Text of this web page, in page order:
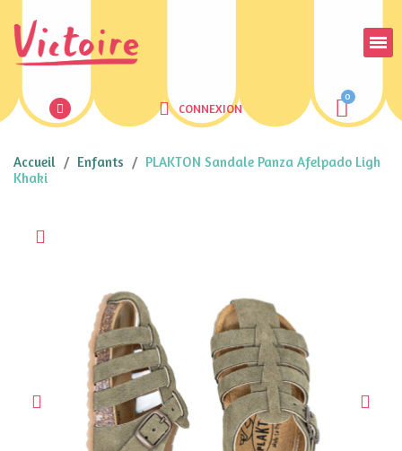
CONNEXION
Accueil Enfants
PLAKTON Sandale Panza Afelpado Ligh
Khaki